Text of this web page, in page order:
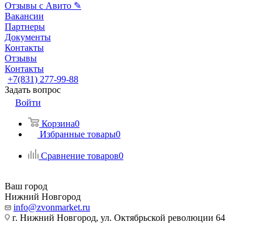
Отзывы с Авито ✎
Вакансии
Партнеры
Документы
Контакты
Отзывы
Контакты
+7(831) 277-99-88
Задать вопрос
Войти
Корзина0
Избранные товары0
Сравнение товаров0
Ваш город
Нижний Новгород
info@zvonmarket.ru
г. Нижний Новгород, ул. Октябрьской революции 64